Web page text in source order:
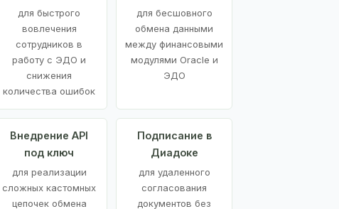
для быстрого
вовлечения
сотрудников в
работу с ЭДО и
снижения
количества ошибок
для бесшовного
обмена данными
между финансовыми
модулями Oracle и
ЭДО
Внедрение API
под ключ
для реализации
сложных кастомных
цепочек обмена
Подписание в
Диадоке
для удаленного
согласования
документов без